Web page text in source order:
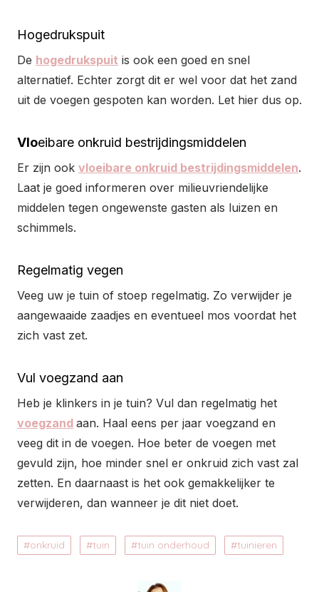
Hogedrukspuit
De hogedrukspuit is ook een goed en snel
alternatief. Echter zorgt dit er wel voor dat het zand
uit de voegen gespoten kan worden. Let hier dus op.
Vloeibare onkruid bestrijdingsmiddelen
Er zijn ook vloeibare onkruid bestrijdingsmiddelen.
Laat je goed informeren over milieuvriendelijke
middelen tegen ongewenste gasten als luizen en
schimmels.
Regelmatig vegen
Veeg uw je tuin of stoep regelmatig. Zo verwijder je
aangewaaide zaadjes en eventueel mos voordat het
zich vast zet.
Vul voegzand aan
Heb je klinkers in je tuin? Vul dan regelmatig het
voegzand aan. Haal eens per jaar voegzand en
veeg dit in de voegen. Hoe beter de voegen met
gevuld zijn, hoe minder snel er onkruid zich vast zal
zetten. En daarnaast is het ook gemakkelijker te
verwijderen, dan wanneer je dit niet doet.
onkruid tuin tuin onderhoud tuinieren